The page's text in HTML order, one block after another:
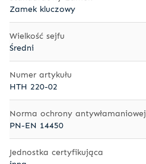
Zamek kluczowy
Wielkość sejfu
Średni
Numer artykułu
HTH 220-02
Norma ochrony antywłamaniowej
PN-EN 14450
Jednostka certyfikująca